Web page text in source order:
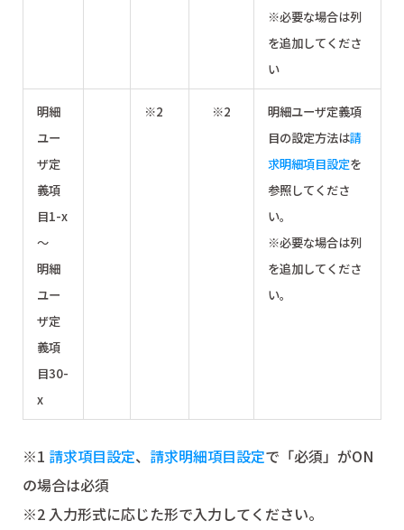
※必要な場合は列
を追加してくださ
い
明細
ユー
ザ定
義項
目1-x
～
明細
ユー
ザ定
義項
目30-
x
※2 ※2
明細ユーザ定義項
目の設定方法は請
求明細項目設定を
参照してくださ
い。
※必要な場合は列
を追加してくださ
い。
※1 請求項目設定、 請求明細項目設定で「必須」がON
の場合は必須
※2 入力形式に応じた形で入力してください。